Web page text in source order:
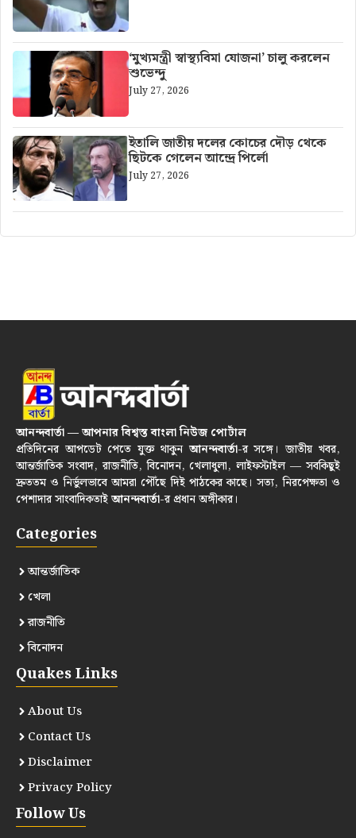
‘মুখ্যমন্ত্রী স্বাস্থ্যবিমা যোজনা’ চালু করলেন
শুভেন্দু
July 27, 2026
ইতালি জাতীয় দলের কোচের দৌড় থেকে
ছিটকে গেলেন আন্দ্রে পির্লো
July 27, 2026
আনন্দবার্তা — আপনার বিশ্বস্ত বাংলা নিউজ পোর্টাল
প্রতিদিনের আপডেট পেতে যুক্ত থাকুনআনন্দবার্তা-র সঙ্গে। জাতীয় খবর,
আন্তর্জাতিক সংবাদ, রাজনীতি, বিনোদন, খেলাধুলা, লাইফস্টাইল — সবকিছুই
দ্রুততম ও নির্ভুলভাবে আমরা পৌঁছে দিই পাঠকের কাছে। সত্য, নিরপেক্ষতা ও
পেশাদার সাংবাদিকতাইআনন্দবার্তা-র প্রধান অঙ্গীকার।
Categories
আন্তর্জাতিক
খেলা
রাজনীতি
বিনোদন
Quakes Links
About Us
Contact Us
Disclaimer
Privacy Policy
Follow Us